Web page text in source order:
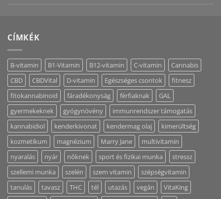
CÍMKÉK
B-vitamin B1-Vitamin B12-vitamin C-vitamin
Cannabis
CBD
CBDVital D-vitamin Egészséges csontok
fitnesz
fitokannabinoid
fáradékonyság férfiaknak
GAL
gyermekeknek
gyógynövény
immunrendszer támogatás
kannabidiol
kenderkivonat kendermag olaj
kimerültség
kozmetikum
magnézium Marry Jane
multivitamin
nyaralás
nyár nőknek sport és fizikai munka
stressz
szellemi munka
szelén szem vitamin
szépségvitamin
tanulás
tavasz THC tél utazás vegán
VitaKing